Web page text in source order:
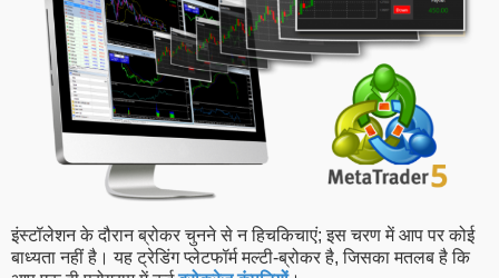
इंस्टॉलेशन के दौरान ब्रोकर चुनने से न हिचकिचाएं; इस चरण में आप पर कोई
बाध्यता नहीं है। यह ट्रेडिंग प्लेटफॉर्म मल्टी-ब्रोकर है, जिसका मतलब है कि